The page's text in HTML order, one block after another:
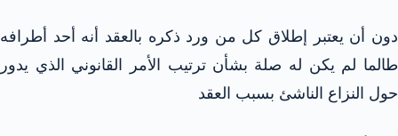
دون أن يعتبر إطلاق كل من ورد ذكره بالعقد أنه أحد أطرافه
طالما لم يكن له صلة بشأن ترتيب الأمر القانوني الذي يدور
حول النزاع الناشئ بسبب العقد